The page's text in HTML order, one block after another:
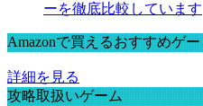
ーを徹底比較しています
Amazonで買えるおすすめゲ
詳細を見る
攻略取扱いゲーム